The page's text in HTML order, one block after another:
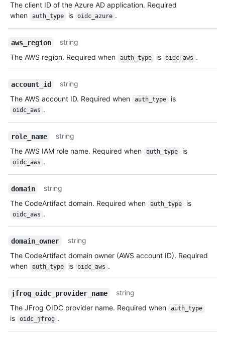
The client ID of the Azure AD application. Required
when
auth_type is oidc_azure .
aws_region
string
The AWS region. Required when
auth_type is oidc_aws .
account_id
string
The AWS account ID. Required when
auth_type is
oidc_aws .
role_name
string
The AWS IAM role name. Required when
auth_type is
oidc_aws .
domain
string
The CodeArtifact domain. Required when
auth_type is
oidc_aws .
domain_owner
string
The CodeArtifact domain owner (AWS account ID). Required
when
auth_type is oidc_aws .
jfrog_oidc_provider_name
string
The JFrog OIDC provider name. Required when
auth_type
is oidc_jfrog .